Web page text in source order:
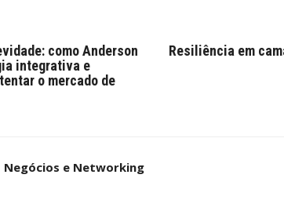
como Anderson
integrativa e
o mercado de
Resiliência em
Negócios e Networking